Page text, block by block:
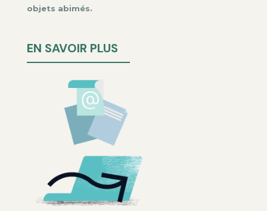
objets abimés.
EN SAVOIR PLUS